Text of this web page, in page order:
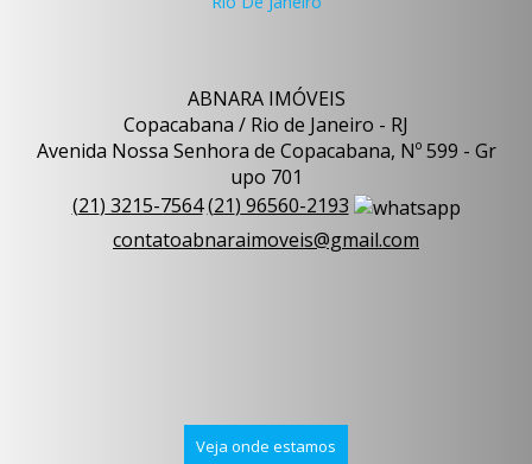
ABNARA IMÓVEIS
Copacabana / Rio de Janeiro - RJ
Avenida Nossa Senhora de Copacabana, Nº 599 - Gr
upo 701
(21) 3215-7564 (21) 96560-2193
contatoabnaraimoveis@gmail.com
Veja onde estamos